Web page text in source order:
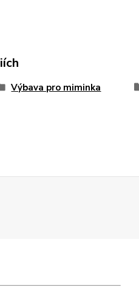
Výbava pro miminka